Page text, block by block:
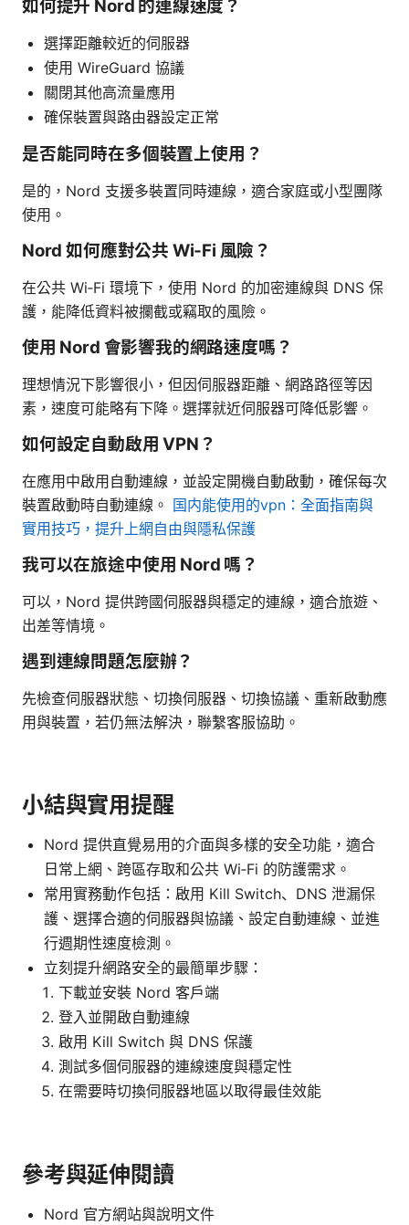
如何提升 Nord 的連線速度？
選擇距離較近的伺服器
使用 WireGuard 協議
關閉其他高流量應用
確保裝置與路由器設定正常
是否能同時在多個裝置上使用？
是的，Nord 支援多裝置同時連線，適合家庭或小型團隊
使用。
Nord 如何應對公共 Wi‑Fi 風險？
在公共 Wi‑Fi 環境下，使用 Nord 的加密連線與 DNS 保
護，能降低資料被攔截或竊取的風險。
使用 Nord 會影響我的網路速度嗎？
理想情況下影響很小，但因伺服器距離、網路路徑等因
素，速度可能略有下降。選擇就近伺服器可降低影響。
如何設定自動啟用 VPN？
在應用中啟用自動連線，並設定開機自動啟動，確保每次
裝置啟動時自動連線。 国内能使用的vpn：全面指南與
實用技巧，提升上網自由與隱私保護
我可以在旅途中使用 Nord 嗎？
可以，Nord 提供跨國伺服器與穩定的連線，適合旅遊、
出差等情境。
遇到連線問題怎麼辦？
先檢查伺服器狀態、切換伺服器、切換協議、重新啟動應
用與裝置，若仍無法解決，聯繫客服協助。
小結與實用提醒
Nord 提供直覺易用的介面與多樣的安全功能，適合
日常上網、跨區存取和公共 Wi‑Fi 的防護需求。
常用實務動作包括：啟用 Kill Switch、DNS 泄漏保
護、選擇合適的伺服器與協議、設定自動連線、並進
行週期性速度檢測。
立刻提升網路安全的最簡單步驟：
下載並安裝 Nord 客戶端
登入並開啟自動連線
啟用 Kill Switch 與 DNS 保護
測試多個伺服器的連線速度與穩定性
在需要時切換伺服器地區以取得最佳效能
參考與延伸閱讀
Nord 官方網站與說明文件